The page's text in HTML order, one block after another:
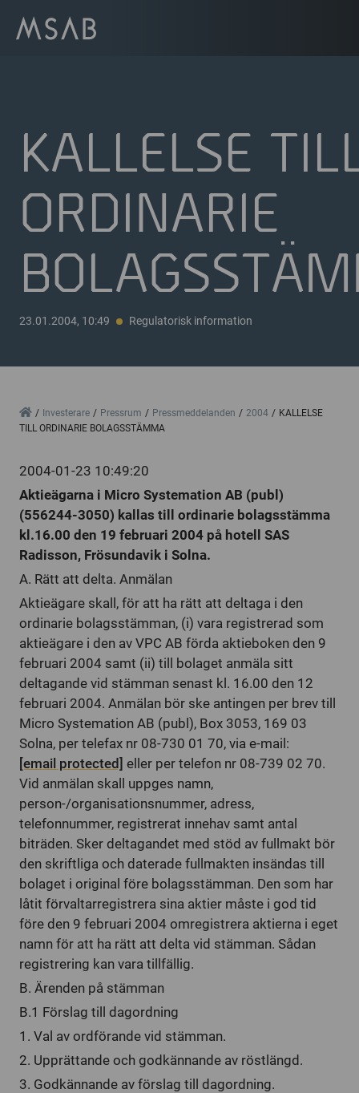
KALLELSE
ORDINARIE
23.01.2004, 10:49 Regulatorisk information
HomeInvesterare Pressrum Pressmeddelanden 2004
KALLELSE
TILL ORDINARIE BOLAGSSTÄMMA
2004-01-23 10:49:20
Aktieägarna i Micro Systemation AB (publ)
(556244-3050) kallas till ordinarie bolagsstämma
kl.16.00 den 19 februari 2004 på hotell SAS
Radisson, Frösundavik i Solna.
A. Rätt att delta. Anmälan
Aktieägare skall, för att ha rätt att deltaga i den
ordinarie bolagsstämman, (i) vara registrerad som
aktieägare i den av VPC AB förda aktieboken den 9
februari 2004 samt (ii) till bolaget anmäla sitt
deltagande vid stämman senast kl. 16.00 den 12
februari 2004. Anmälan bör ske antingen per brev till
Micro Systemation AB (publ), Box 3053, 169 03
Solna, per telefax nr 08-730 01 70, via e-mail:
[email protected] eller per telefon nr 08-739 02 70.
Vid anmälan skall uppges namn,
person-/organisationsnummer, adress,
telefonnummer, registrerat innehav samt antal
biträden. Sker deltagandet med stöd av fullmakt bör
den skriftliga och daterade fullmakten insändas till
bolaget i original före bolagsstämman. Den som har
låtit förvaltarregistrera sina aktier måste i god tid
före den 9 februari 2004 omregistrera aktierna i eget
namn för att ha rätt att delta vid stämman. Sådan
registrering kan vara tillfällig.
B. Ärenden på stämman
B.1 Förslag till dagordning
1. Val av ordförande vid stämman.
2. Upprättande och godkännande av röstlängd.
3. Godkännande av förslag till dagordning.